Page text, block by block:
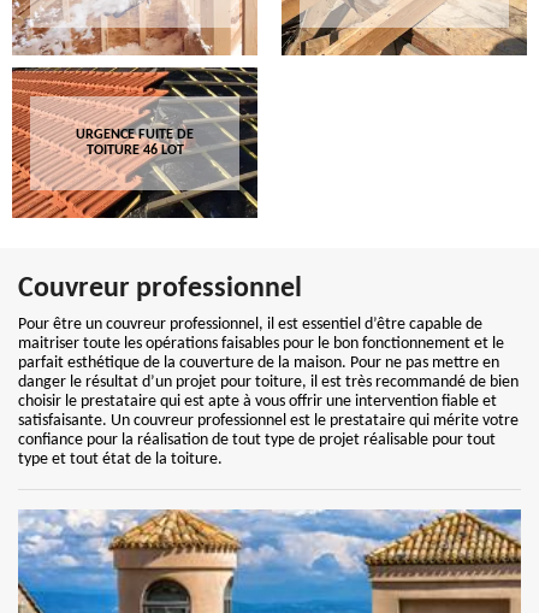
URGENCE FUITE DE
TOITURE 46 LOT
Couvreur professionnel
Pour être un couvreur professionnel, il est essentiel d’être capable de
maitriser toute les opérations faisables pour le bon fonctionnement et le
parfait esthétique de la couverture de la maison. Pour ne pas mettre en
danger le résultat d’un projet pour toiture, il est très recommandé de bien
choisir le prestataire qui est apte à vous offrir une intervention fiable et
satisfaisante. Un couvreur professionnel est le prestataire qui mérite votre
confiance pour la réalisation de tout type de projet réalisable pour tout
type et tout état de la toiture.